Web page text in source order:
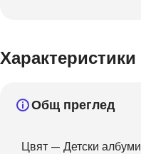
Характеристики
Общ преглед
Цвят — Детски албуми